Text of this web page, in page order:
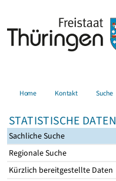
Home Kontakt Suche
STATISTISCHE DATEN
Sachliche Suche
Regionale Suche
Kürzlich bereitgestellte Daten